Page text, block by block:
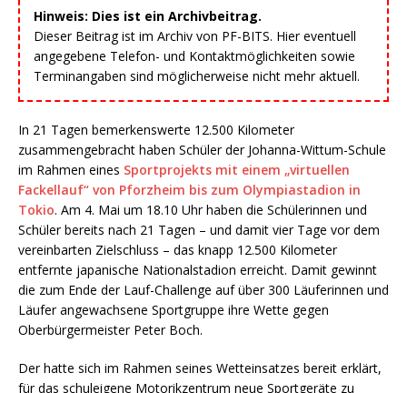
Hinweis: Dies ist ein Archivbeitrag.
Dieser Beitrag ist im Archiv von PF-BITS. Hier eventuell
angegebene Telefon- und Kontaktmöglichkeiten sowie
Terminangaben sind möglicherweise nicht mehr aktuell.
In 21 Tagen bemerkenswerte 12.500 Kilometer
zusammengebracht haben Schüler der Johanna-Wittum-Schule
im Rahmen eines Sportprojekts mit einem „virtuellen
Fackellauf“ von Pforzheim bis zum Olympiastadion in
Tokio. Am 4. Mai um 18.10 Uhr haben die Schülerinnen und
Schüler bereits nach 21 Tagen – und damit vier Tage vor dem
vereinbarten Zielschluss – das knapp 12.500 Kilometer
entfernte japanische Nationalstadion erreicht. Damit gewinnt
die zum Ende der Lauf-Challenge auf über 300 Läuferinnen und
Läufer angewachsene Sportgruppe ihre Wette gegen
Oberbürgermeister Peter Boch.
Der hatte sich im Rahmen seines Wetteinsatzes bereit erklärt,
für das schuleigene Motorikzentrum neue Sportgeräte zu